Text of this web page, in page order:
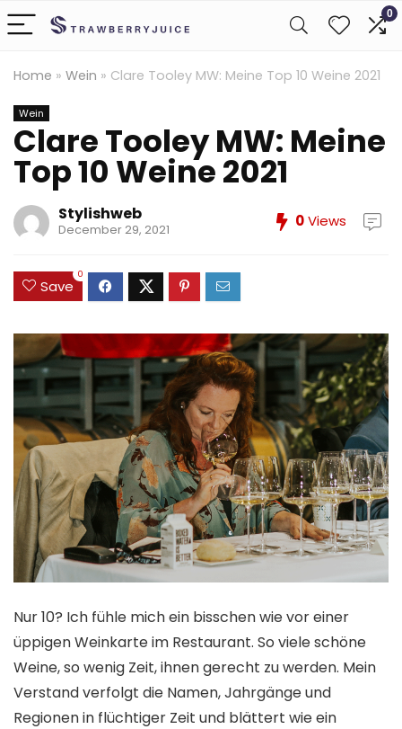
0
Home » Wein » Clare Tooley MW: Meine Top 10 Weine 2021
Wein
Clare Tooley MW: Meine
Top 10 Weine 2021
Stylishweb
December 29, 2021 0Views
Save
0
Nur 10? Ich fühle mich ein bisschen wie vor einer
üppigen Weinkarte im Restaurant. So viele schöne
Weine, so wenig Zeit, ihnen gerecht zu werden. Mein
Verstand verfolgt die Namen, Jahrgänge und
Regionen in flüchtiger Zeit und blättert wie ein